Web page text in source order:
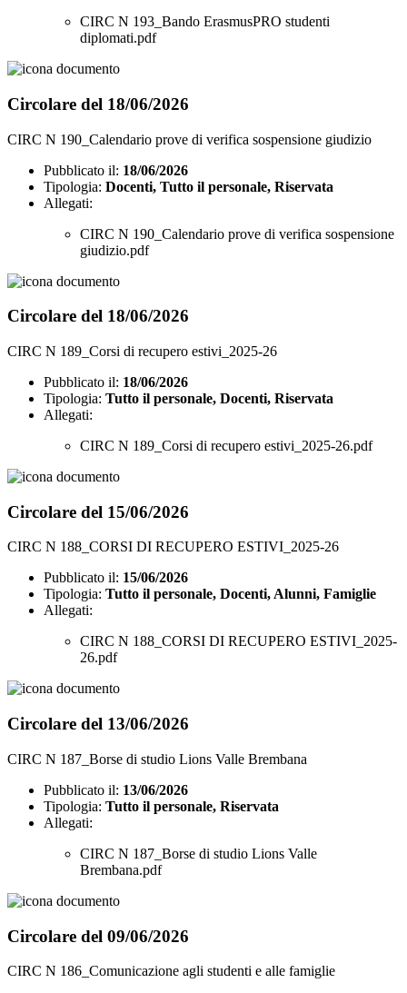
CIRC N 193_Bando ErasmusPRO studenti
diplomati.pdf
Circolare del 18/06/2026
CIRC N 190_Calendario prove di verifica sospensione giudizio
Pubblicato il: 18/06/2026
Tipologia: Docenti, Tutto il personale, Riservata
Allegati:
CIRC N 190_Calendario prove di verifica sospensione
giudizio.pdf
Circolare del 18/06/2026
CIRC N 189_Corsi di recupero estivi_2025-26
Pubblicato il: 18/06/2026
Tipologia: Tutto il personale, Docenti, Riservata
Allegati:
CIRC N 189_Corsi di recupero estivi_2025-26.pdf
Circolare del 15/06/2026
CIRC N 188_CORSI DI RECUPERO ESTIVI_2025-26
Pubblicato il: 15/06/2026
Tipologia: Tutto il personale, Docenti, Alunni, Famiglie
Allegati:
CIRC N 188_CORSI DI RECUPERO ESTIVI_2025-
26.pdf
Circolare del 13/06/2026
CIRC N 187_Borse di studio Lions Valle Brembana
Pubblicato il: 13/06/2026
Tipologia: Tutto il personale, Riservata
Allegati:
CIRC N 187_Borse di studio Lions Valle
Brembana.pdf
Circolare del 09/06/2026
CIRC N 186_Comunicazione agli studenti e alle famiglie